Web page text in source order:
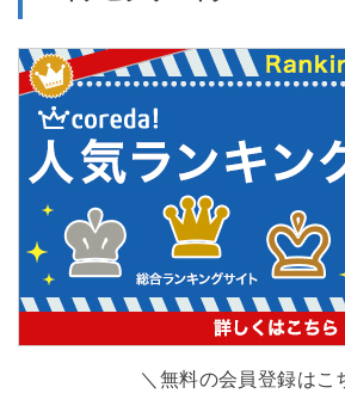
＼無料の会員登録はこ